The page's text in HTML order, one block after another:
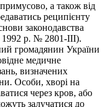
примусово, а також від
реципієнту
законодавства
р. № 2801-ІІІ).
громадянин України
медичне
визначених
Особи, хворі на
через кров, або
залучатися до